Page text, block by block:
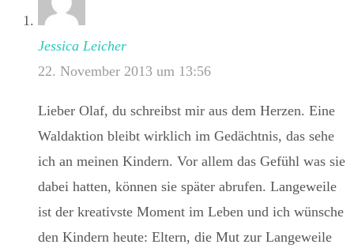
Jessica Leicher
22. November 2013 um 13:56
Lieber Olaf, du schreibst mir aus dem Herzen. Eine
Waldaktion bleibt wirklich im Gedächtnis, das sehe
ich an meinen Kindern. Vor allem das Gefühl was sie
dabei hatten, können sie später abrufen. Langeweile
ist der kreativste Moment im Leben und ich wünsche
den Kindern heute: Eltern, die Mut zur Langeweile